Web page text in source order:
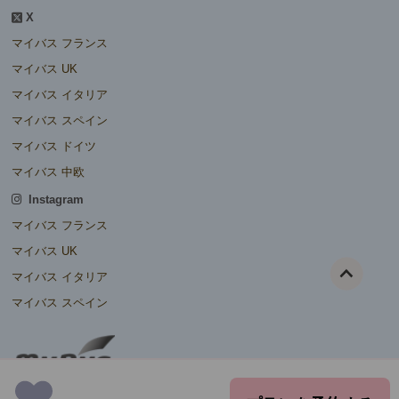
X
マイバス フランス
マイバス UK
マイバス イタリア
マイバス スペイン
マイバス ドイツ
マイバス 中欧
Instagram
マイバス フランス
マイバス UK
マイバス イタリア
マイバス スペイン